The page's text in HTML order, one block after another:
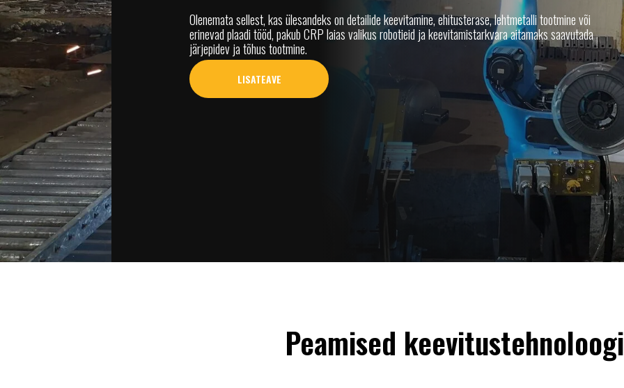
Olenemata sellest, kas ülesandeks on detailide keevitamine, ehitusterase, lehtmetalli tootmine või
erinevad plaadi tööd, pakub CRP laias valikus robotieid ja keevitamistarkvara aitamaks saavutada
järjepidev ja tõhus tootmine.
LISATEAVE
Peamised